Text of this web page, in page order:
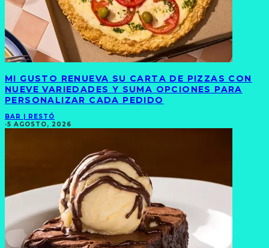
MI GUSTO RENUEVA SU CARTA DE PIZZAS CON
NUEVE VARIEDADES Y SUMA OPCIONES PARA
PERSONALIZAR CADA PEDIDO
BAR | RESTÓ
·5 AGOSTO, 2026